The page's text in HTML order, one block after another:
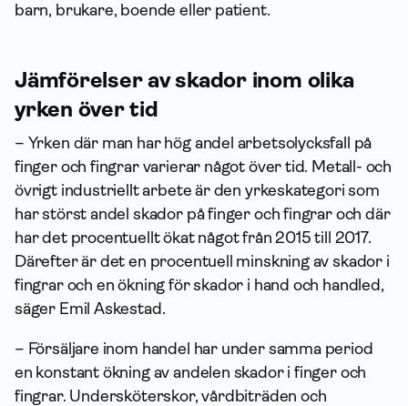
barn, brukare, boende eller patient.
Jämförelser av skador inom olika
yrken över tid
– Yrken där man har hög andel arbetsolycksfall på
finger och fingrar varierar något över tid. Metall- och
övrigt industriellt arbete är den yrkeskategori som
har störst andel skador på finger och fingrar och där
har det procentuellt ökat något från 2015 till 2017.
Därefter är det en procentuell minskning av skador i
fingrar och en ökning för skador i hand och handled,
säger Emil Askestad.
– Försäljare inom handel har under samma period
en konstant ökning av andelen skador i finger och
fingrar. Undersköterskor, vårdbiträden och